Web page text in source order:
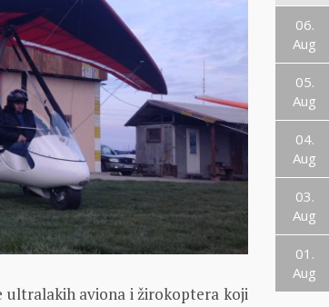
ultralakih aviona i žirokoptera koji
06.
Aug
05.
Aug
04.
Aug
03.
Aug
01.
Aug